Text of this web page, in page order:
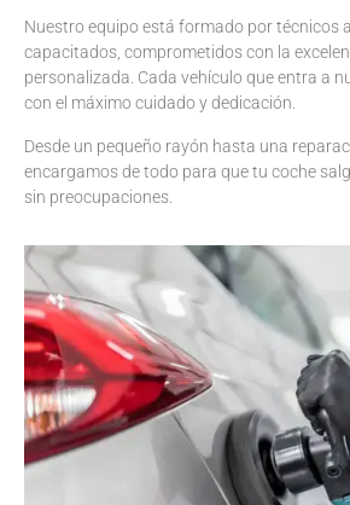
Nuestro equipo está formado por técnicos
capacitados, comprometidos con la
personalizada. Cada vehículo que entra a
con el máximo cuidado y dedicación.
Desde un pequeño rayón hasta una
encargamos de todo para que tu coche
sin preocupaciones.